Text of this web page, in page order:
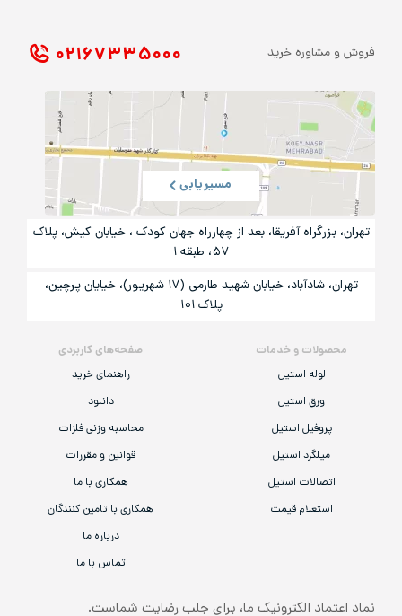
محصولات و خدمات
لوله استیل
ورق استیل
پروفیل استیل
میلگرد استیل
اتصالات استیل
استعلام قیمت
صفحه‌های کاربردی
راهنمای خرید
دانلود
محاسبه وزنی فلزات
قوانین و مقررات
همکاری با ما
همکاری با تامین کنندگان
درباره ما
تماس با ما
نماد اعتماد الکترونیک ما، برای جلب رضایت شماست.
فروش و مشاوره خرید ۰۲۱ ۶۷۳۳۵۰۰۰
مسیریابی
تهران، بزرگراه آفریقا، بعد از چهارراه جهان کودک ، خیابان کیش، پلاک
۵۷، طبقه ۱
تهران، شادآباد، خیابان شهید طارمی (۱۷ شهریور)، خیایان پرچین،
پلاک ۱۰۱